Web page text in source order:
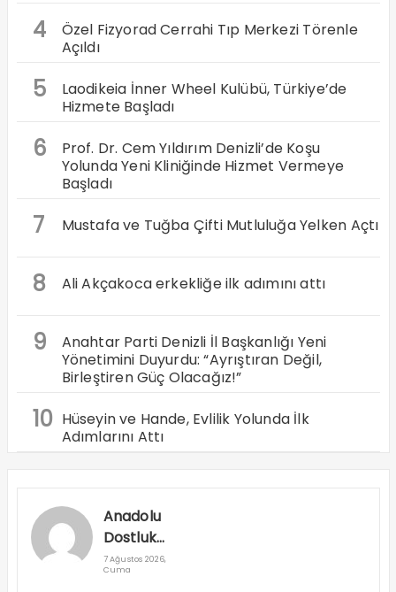
4
Özel Fizyorad Cerrahi Tıp Merkezi Törenle
Açıldı
5
Laodikeia İnner Wheel Kulübü, Türkiye’de
Hizmete Başladı
6
Prof. Dr. Cem Yıldırım Denizli’de Koşu
Yolunda Yeni Kliniğinde Hizmet Vermeye
Başladı
7 Mustafa ve Tuğba Çifti Mutluluğa Yelken Açtı
8 Ali Akçakoca erkekliğe ilk adımını attı
9
Anahtar Parti Denizli İl Başkanlığı Yeni
Yönetimini Duyurdu: “Ayrıştıran Değil,
Birleştiren Güç Olacağız!”
10 Hüseyin ve Hande, Evlilik Yolunda İlk
Adımlarını Attı
Anadolu
Dostluk
Rallisi
7 Ağustos 2026,
Cuma